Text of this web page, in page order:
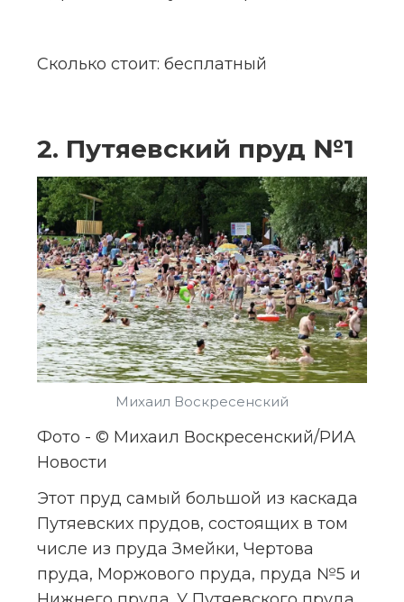
Сколько стоит: бесплатный
2. Путяевский пруд №1
Михаил Воскресенский
Фото - © Михаил Воскресенский/РИА
Новости
Этот пруд самый большой из каскада
Путяевских прудов, состоящих в том
числе из пруда Змейки, Чертова
пруда, Моржового пруда, пруда №5 и